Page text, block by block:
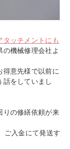
タッチメントにも
の機械修理会社よ
得意先様で以前に
話をしていまし
りの修繕依頼が来
ご入金にて発送す